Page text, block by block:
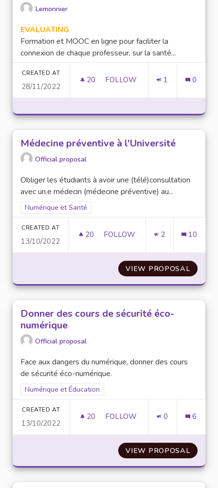
Lemonnier
EVALUATING
Formation et MOOC en ligne pour faciliter la
connexion de chaque professeur, sur la santé...
CREATED AT
28/11/2022
20 20 FOLLOWERS
FOLLOW 1 0
Médecine préventive à l'Université
Official proposal
Obliger les étudiants à avoir une (télé)consultation
avec un.e médecin (médecine préventive) au...
Filter results for scope: Numérique et Santé
Numérique et Santé
CREATED AT
13/10/2022
20 20 FOLLOWERS
FOLLOW 2 10
VIEW PROPOSAL
Donner des cours de sécurité éco-
numérique
Official proposal
Face aux dangers du numérique, donner des cours
de sécurité éco-numérique.
Filter results for scope: Numérique et Éducation
Numérique et Éducation
CREATED AT
13/10/2022
20 20 FOLLOWERS
FOLLOW 0 6
VIEW PROPOSAL